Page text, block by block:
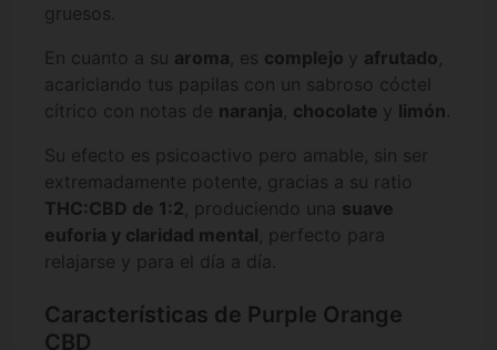
gruesos.
En cuanto a su aroma , es complejo y afrutado
acariciando tus papilas con un sabroso cóctel
cítrico con notas de naranja chocolate y limón
Su efecto es psicoactivo pero amable, sin ser
extremadamente potente, gracias a su ratio
THC:CBD de 1:2 , produciendo una suave
euforia y claridad mental , perfecto para
relajarse y para el día a día.
Características de Purple Orange
CBD